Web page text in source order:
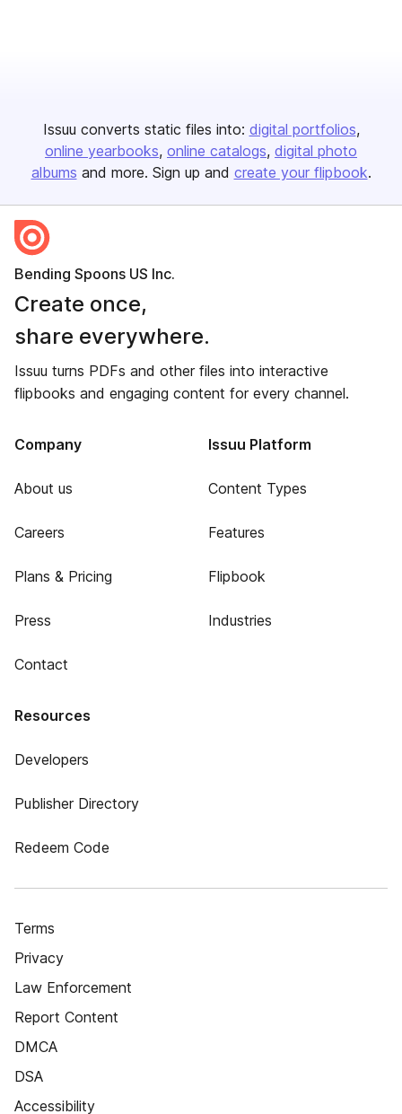
Issuu converts static files into: digital portfolios
online yearbooks online catalogs digital photo
albums and more. Sign up and create your flipbook.
Bending Spoons US Inc.
Create once,
share everywhere.
Issuu turns PDFs and other files into interactive
flipbooks and engaging content for every channel.
Company
About us
Careers
Plans & Pricing
Press
Contact
Issuu Platform
Content Types
Features
Flipbook
Industries
Resources
Developers
Publisher Directory
Redeem Code
Terms
Privacy
Law Enforcement
Report Content
DMCA
DSA
Accessibility